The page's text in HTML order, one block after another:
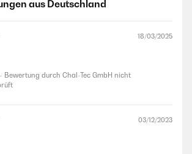
aus Deutschland
18/03/2025
Bewertung durch Chal-Tec GmbH nicht
03/12/2023